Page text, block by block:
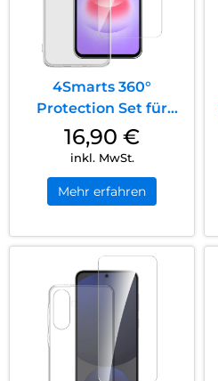
4Smarts 360°
Protection Set für
Samsung Galaxy A27
5G Transparent
16,90 €
inkl. MwSt.
Mehr erfahren